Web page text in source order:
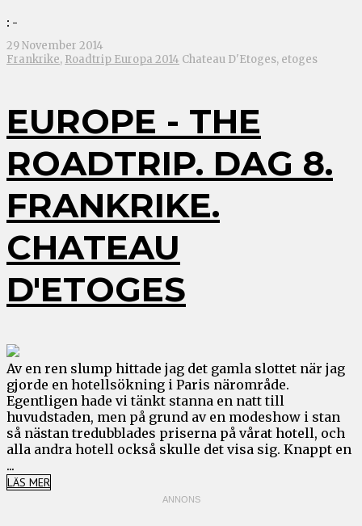
: -
29 November 2014
Frankrike, Roadtrip Europa 2014 Chateau D'Etoges, etoges
EUROPE - THE
ROADTRIP. DAG 8.
FRANKRIKE.
CHATEAU
D'ETOGES
Av en ren slump hittade jag det gamla slottet när jag
gjorde en hotellsökning i Paris närområde.
Egentligen hade vi tänkt stanna en natt till
huvudstaden, men på grund av en modeshow i stan
så nästan tredubblades priserna på vårat hotell, och
alla andra hotell också skulle det visa sig. Knappt en
...
LÄS MER